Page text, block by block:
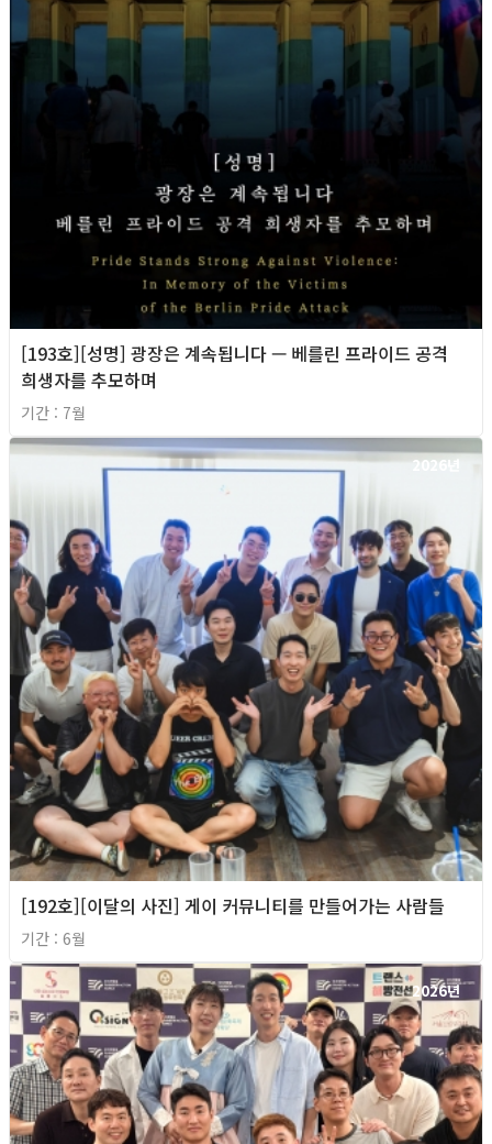
[193호][성명] 광장은 계속됩니다 — 베를린 프라이드 공격
희생자를 추모하며
기간 : 7월
2026년
[192호][이달의 사진] 게이 커뮤니티를 만들어가는 사람들
기간 : 6월
2026년